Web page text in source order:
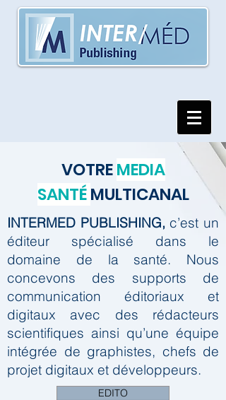
VOTREMEDIA
SANTÉMULTICANAL
INTERMED PUBLISHING, c’est un
éditeur spécialisé dans le
domaine de la santé. Nous
concevons des supports de
communication éditoriaux et
digitaux avec des rédacteurs
scientifiques ainsi qu’une équipe
intégrée de graphistes, chefs de
projet digitaux et développeurs.
EDITO